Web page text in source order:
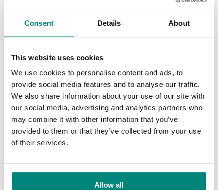
Consent Details About
This website uses cookies
We use cookies to personalise content and ads, to
provide social media features and to analyse our traffic.
We also share information about your use of our site with
our social media, advertising and analytics partners who
may combine it with other information that you’ve
provided to them or that they’ve collected from your use
of their services.
Allow all
Extra opties
Pas uw Henkelman aan